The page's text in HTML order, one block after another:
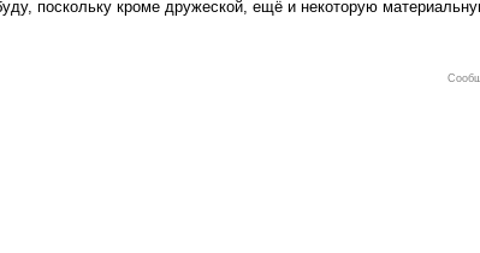
поскольку кроме дружеской, ещё и некоторую